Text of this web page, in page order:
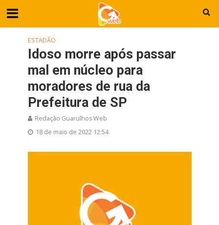
ESTADÃO
Idoso morre após passar
mal em núcleo para
moradores de rua da
Prefeitura de SP
Redação Guarulhos Web
18 de maio de 2022 12:54